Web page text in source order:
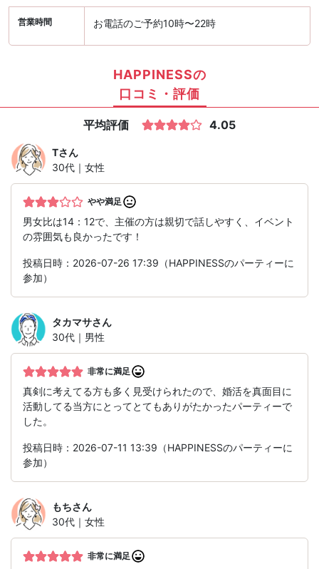
営業時間 お電話のご予約10時〜22時
HAPPINESSの
口コミ・評価
平均評価 4.05
Tさん
30代｜女性
やや満足
男女比は14：12で、主催の方は親切で話しやすく、イベント
の雰囲気も良かったです！
投稿日時：2026-07-26 17:39（HAPPINESSのパーティーに
参加）
タカマサさん
30代｜男性
非常に満足
真剣に考えてる方も多く見受けられたので、婚活を真面目に
活動してる当方にとってとてもありがたかったパーティーで
した。
投稿日時：2026-07-11 13:39（HAPPINESSのパーティーに
参加）
もちさん
30代｜女性
非常に満足